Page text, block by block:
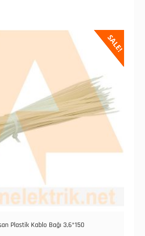
SALE!
Plastik Kablo Bağı 3,6*150